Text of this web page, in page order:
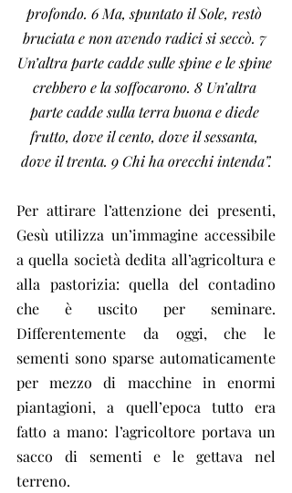
profondo. 6 Ma, spuntato il Sole, restò
bruciata e non avendo radici si seccò. 7
Un’altra parte cadde sulle spine e le spine
crebbero e la soffocarono. 8 Un’altra
parte cadde sulla terra buona e diede
frutto, dove il cento, dove il sessanta,
dove il trenta. 9 Chi ha orecchi intenda”.
Per attirare l’attenzione dei presenti,
Gesù utilizza un’immagine accessibile
a quella società dedita all’agricoltura e
alla pastorizia: quella del contadino
che è uscito per seminare.
Differentemente da oggi, che le
sementi sono sparse automaticamente
per mezzo di macchine in enormi
piantagioni, a quell’epoca tutto era
fatto a mano: l’agricoltore portava un
sacco di sementi e le gettava nel
terreno.